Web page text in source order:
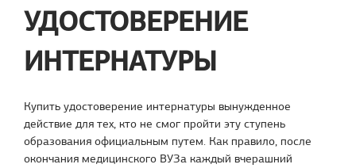
УДОСТОВЕРЕНИЕ
ИНТЕРНАТУРЫ
Купить удостоверение интернатуры вынужденное
действие для тех, кто не смог пройти эту ступень
образования официальным путем. Как правило, после
окончания медицинского ВУЗа каждый вчерашний